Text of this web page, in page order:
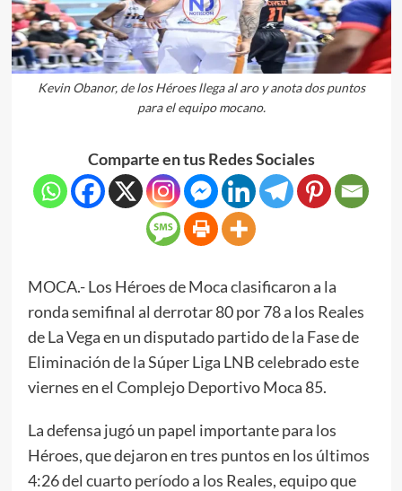
Kevin Obanor, de los Héroes llega al aro y anota dos puntos
para el equipo mocano.
Comparte en tus Redes Sociales
MOCA.- Los Héroes de Moca clasificaron a la
ronda semifinal al derrotar 80 por 78 a los Reales
de La Vega en un disputado partido de la Fase de
Eliminación de la Súper Liga LNB celebrado este
viernes en el Complejo Deportivo Moca 85.
La defensa jugó un papel importante para los
Héroes, que dejaron en tres puntos en los últimos
4:26 del cuarto período a los Reales, equipo que